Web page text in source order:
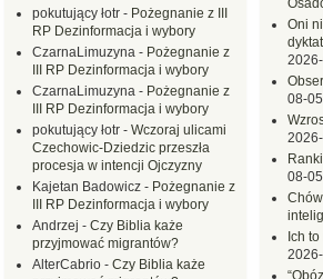
Oni
08-05
08-05
Ich
pokutujący łotr - Pożegnanie z III
RP Dezinformacja i wybory
CzarnaLimuzyna - Pożegnanie z
III RP Dezinformacja i wybory
CzarnaLimuzyna - Pożegnanie z
III RP Dezinformacja i wybory
pokutujący łotr - Wczoraj ulicami
Czechowic-Dziedzic przeszła
procesja w intencji Ojczyzny
Kajetan Badowicz - Pożegnanie z
III RP Dezinformacja i wybory
Andrzej - Czy Biblia każe
przyjmować migrantów?
AlterCabrio - Czy Biblia każe